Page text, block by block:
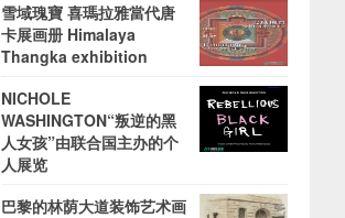
雪域瑰寶 喜瑪拉雅當代唐
卡展画册 Himalaya
Thangka exhibition
NICHOLE
WASHINGTON“叛逆的黑
人女孩”由联合国主办的个
人展览
巴黎的林荫大道装饰艺术画